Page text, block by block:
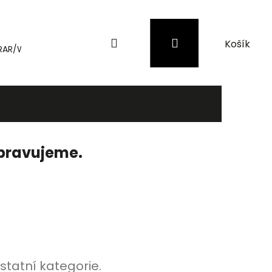
WinRAR Záložní zdroje (UPS) a přepěťové
PřihlášeníNákupní
košík
kategorie.